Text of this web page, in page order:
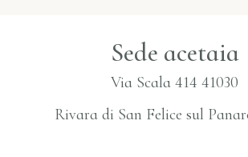
Sede acetaia
Via Scala 414 41030
Rivara di San Felice sul